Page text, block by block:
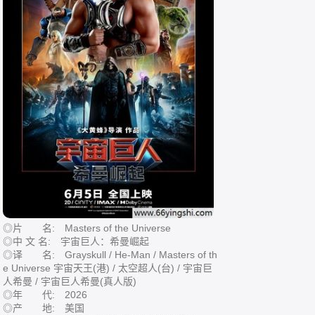
◎片 名: Masters of the Universe
◎中 文 名: 宇宙巨人：希曼崛起
◎译 名: Grayskull / He-Man / Masters of th
e Universe 宇宙天王(港) / 太空超人(台) / 宇宙巨
人希曼 / 宇宙巨人希曼(真人版)
◎年 代: 2026
◎产 地: 美国